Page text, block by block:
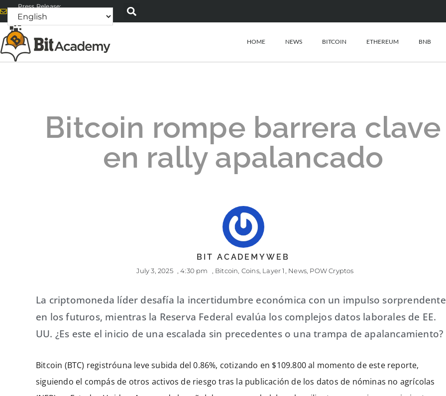
Press Release:
alex@bitacademyweb.com
HOME NEWS BITCOIN ETHEREUM BNB
Bitcoin rompe barrera clave
en rally apalancado
BIT ACADEMYWEB
July 3, 2025 4:30 pm Bitcoin Coins, Layer 1 News, POW Cryptos
La criptomoneda líder desafía la incertidumbre económica con un impulso sorprendente
en los futuros, mientras la Reserva Federal evalúa los complejos datos laborales de EE.
UU. ¿Es este el inicio de una escalada sin precedentes o una trampa de apalancamiento?
Bitcoin (BTC) registróuna leve subida del 0.86%, cotizando en $109.800 al momento de este reporte,
siguiendo el compás de otros activos de riesgo tras la publicación de los datos de nóminas no agrícolas